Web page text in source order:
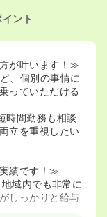
ント
が叶います！≫
、個別の事情に
っていただける
時間勤務も相談
立を重視したい
績です！≫
域内でも非常に
しっかりと給与